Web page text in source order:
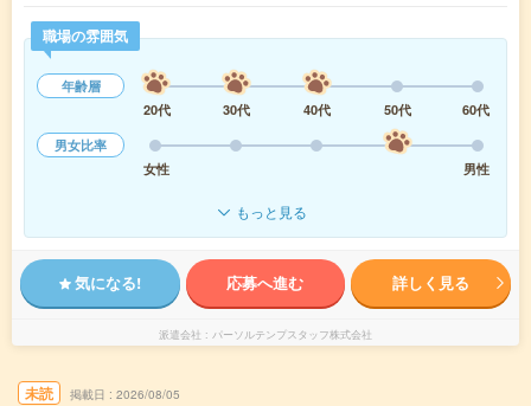
職場の雰囲気
年齢層
20代
30代 40代 50代
60代
男女比率
女性
男性
もっと見る
気になる! 応募へ進む 詳しく見る
派遣会社 パーソルテンプスタッフ株式会社
未読 掲載日 2026/08/05